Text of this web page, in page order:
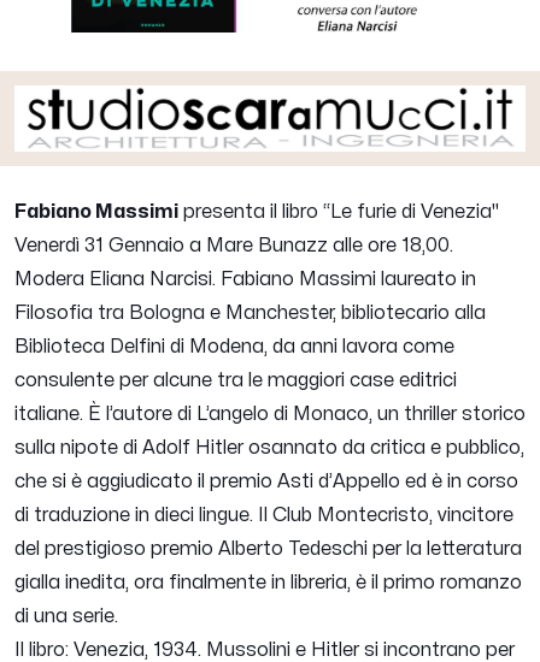
Fabiano Massimi presenta il libro “Le furie di Venezia"
Venerdì 31 Gennaio a Mare Bunazz alle ore 18,00.
Modera Eliana Narcisi. Fabiano Massimi laureato in
Filosofia tra Bologna e Manchester, bibliotecario alla
Biblioteca Delfini di Modena, da anni lavora come
consulente per alcune tra le maggiori case editrici
italiane. È l’autore di L’angelo di Monaco, un thriller storico
sulla nipote di Adolf Hitler osannato da critica e pubblico,
che si è aggiudicato il premio Asti d’Appello ed è in corso
di traduzione in dieci lingue. Il Club Montecristo, vincitore
del prestigioso premio Alberto Tedeschi per la letteratura
gialla inedita, ora finalmente in libreria, è il primo romanzo
di una serie.
Il libro: Venezia, 1934. Mussolini e Hitler si incontrano per